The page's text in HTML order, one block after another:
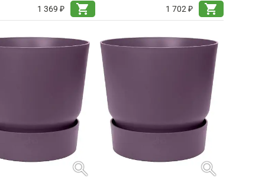
1 369 ₽
shopping_cart
1 702 ₽
shopping_cart
search search